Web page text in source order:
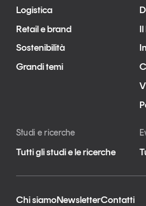
Logistica
Retail e brand
Sostenibilità
Grandi temi
Studi e ricerche
Tutti gli studi e le ricerche
Chi siamoNewsletterContatti